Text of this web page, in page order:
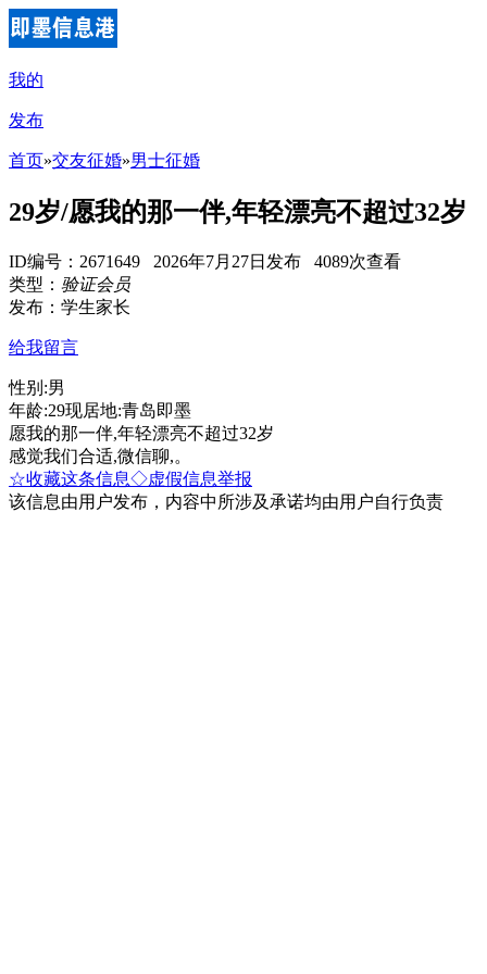
我的
发布
首页»交友征婚»男士征婚
29岁/愿我的那一伴,年轻漂亮不超过32岁
ID编号：2671649 2026年7月27日发布 4089次查看
类型： 验证会员
发布：学生家长
给我留言
性别:男
年龄:29现居地:青岛即墨
愿我的那一伴,年轻漂亮不超过32岁
感觉我们合适,微信聊,。
☆收藏这条信息◇虚假信息举报
该信息由用户发布，内容中所涉及承诺均由用户自行负责